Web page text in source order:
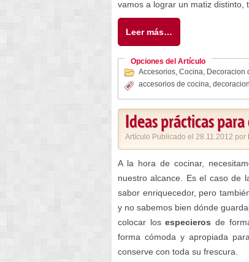
vamos a lograr un matiz distinto,
Leer más…
Opciones del Artículo
Accesorios, Cocina, Decoracion
accesorios de cocina,
Ideas prácticas
Artículo Publicado el 28.11.2012 por
A la hora de cocinar,
nuestro alcance. Es el caso de
sabor enriquecedor, pero
y no sabemos bien dónde
colocar losespecieros de
forma cómoda y apropiada
conserve con toda su frescura.